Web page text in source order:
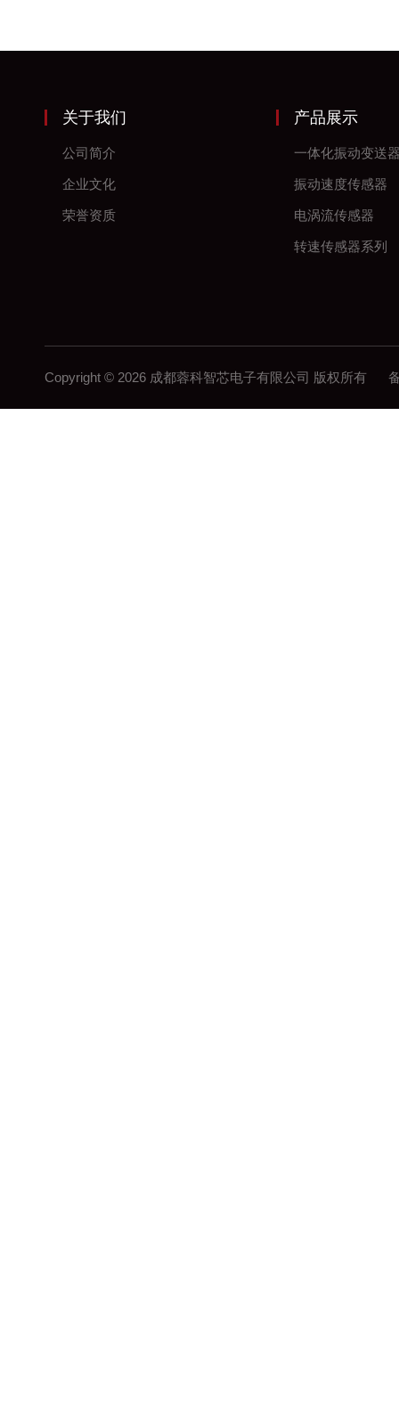
关于我们
公司简介
企业文化
荣誉资质
产品展示
一体化振动变送
振动速度传感器
电涡流传感器
转速传感器系列
Copyright © 2026 成都蓉科智芯电子有限公司 版权所有